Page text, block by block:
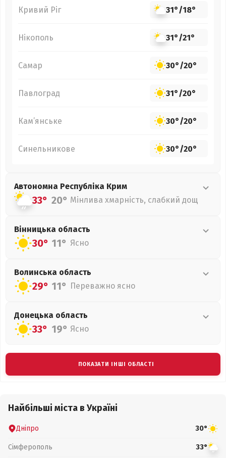
Кривий Ріг 31°/18°
Нікополь 31°/21°
Самар 30°/20°
Павлоград 31°/20°
Кам’янське 30°/20°
Синельникове 30°/20°
Автономна Республіка Крим
33° 20° Мінлива хмарність, слабкий дощ
Вінницька область
30° 11° Ясно
Волинська область
29° 11° Переважно ясно
Донецька область
33° 19° Ясно
ПОКАЗАТИ ІНШІ ОБЛАСТІ
Найбільші міста в Україні
Дніпро 30°
Сімферополь 33°